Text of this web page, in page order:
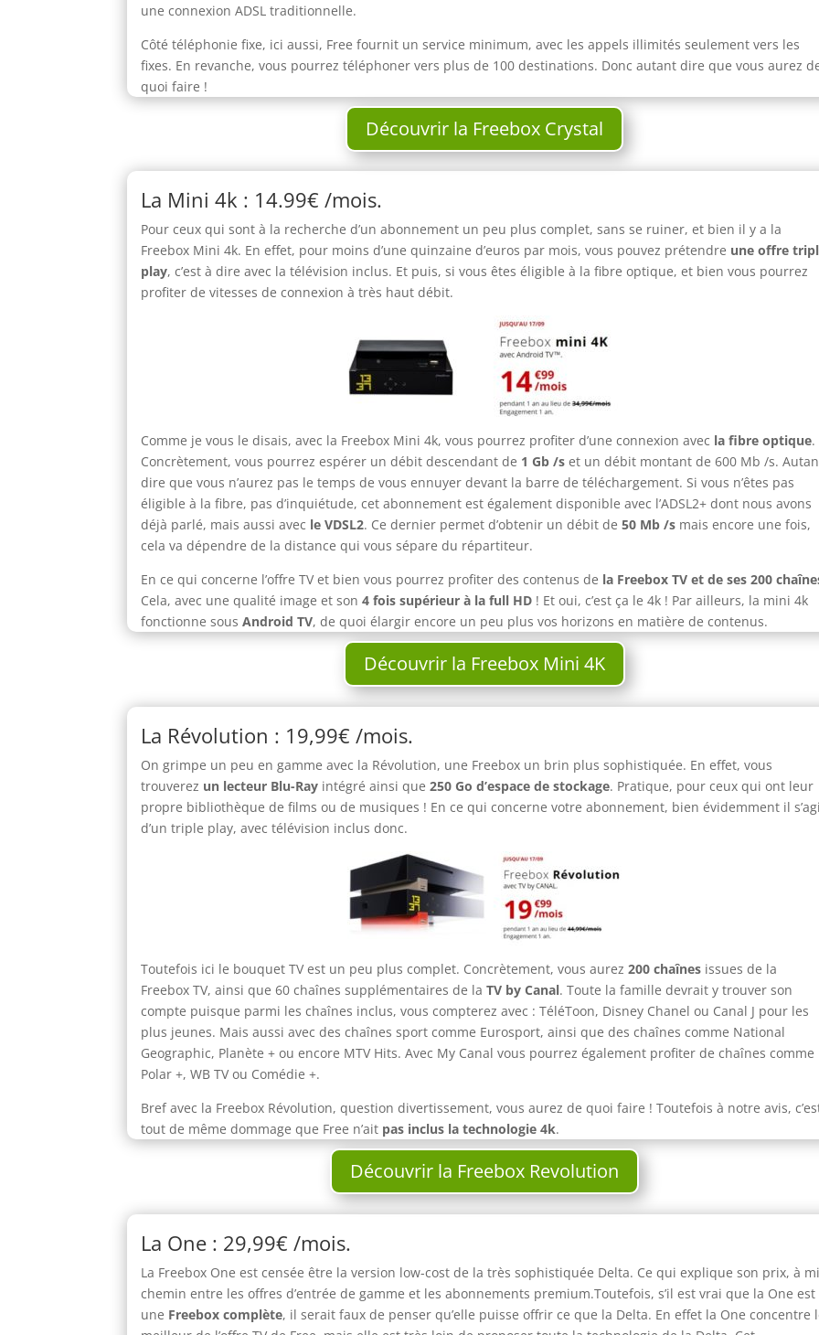
une connexion ADSL traditionnelle.
Côté téléphonie fixe, ici aussi, Free fournit un service minimum, avec les appels illimités seulement vers les
fixes. En revanche, vous pourrez téléphoner vers plus de 100 destinations. Donc autant dire que vous aurez
quoi faire !
Découvrir la Freebox Crystal
La Mini 4k : 14.99€ /mois.
Pour ceux qui sont à la recherche d’un abonnement un peu plus complet, sans se ruiner, et bien il y a la
Freebox Mini 4k. En effet, pour moins d’une quinzaine d’euros par mois, vous pouvez prétendre une offre
play, c’est à dire avec la télévision inclus. Et puis, si vous êtes éligible à la fibre optique, et bien vous pourrez
profiter de vitesses de connexion à très haut débit.
Comme je vous le disais, avec la Freebox Mini 4k, vous pourrez profiter d’une connexion avec la fibre optique.
Concrètement, vous pourrez espérer un débit descendant de 1 Gb /s et un débit montant de 600 Mb /s.
dire que vous n’aurez pas le temps de vous ennuyer devant la barre de téléchargement. Si vous n’êtes pas
éligible à la fibre, pas d’inquiétude, cet abonnement est également disponible avec l’ADSL2+ dont nous avons
déjà parlé, mais aussi avec le VDSL2. Ce dernier permet d’obtenir un débit de50 Mb /s mais encore une fois,
cela va dépendre de la distance qui vous sépare du répartiteur.
En ce qui concerne l’offre TV et bien vous pourrez profiter des contenus de la Freebox TV et de ses 200
Cela, avec une qualité image et son4 fois supérieur à la full HD ! Et oui, c’est ça le 4k ! Par ailleurs, la mini 4k
fonctionne sousAndroid TV, de quoi élargir encore un peu plus vos horizons en matière de contenus.
Découvrir la Freebox Mini 4K
La Révolution : 19,99€ /mois.
On grimpe un peu en gamme avec la Révolution, une Freebox un brin plus sophistiquée. En effet, vous
trouverez un lecteur Blu-Ray intégré ainsi que250 Go d’espace de stockage. Pratique, pour ceux qui ont leur
propre bibliothèque de films ou de musiques ! En ce qui concerne votre abonnement, bien évidemment il
d’un triple play, avec télévision inclus donc.
Toutefois ici le bouquet TV est un peu plus complet. Concrètement, vous aurez200 chaînes issues de la
Freebox TV, ainsi que 60 chaînes supplémentaires de la TV by Canal. Toute la famille devrait y trouver son
compte puisque parmi les chaînes inclus, vous compterez avec : TéléToon, Disney Chanel ou Canal J pour les
plus jeunes. Mais aussi avec des chaînes sport comme Eurosport, ainsi que des chaînes comme National
Geographic, Planète + ou encore MTV Hits. Avec My Canal vous pourrez également profiter de chaînes comme
Polar +, WB TV ou Comédie +.
Bref avec la Freebox Révolution, question divertissement, vous aurez de quoi faire ! Toutefois à notre avis,
tout de même dommage que Free n’ait pas inclus la technologie 4k.
Découvrir la Freebox Revolution
La One : 29,99€ /mois.
La Freebox One est censée être la version low-cost de la très sophistiquée Delta. Ce qui explique son prix, à
chemin entre les offres d’entrée de gamme et les abonnements premium.Toutefois, s’il est vrai que la One est
une Freebox complète, il serait faux de penser qu’elle puisse offrir ce que la Delta. En effet la One concentre